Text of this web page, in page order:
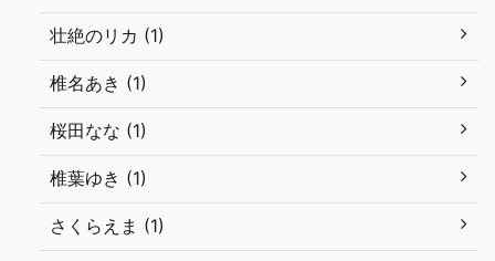
壮絶のリカ (1)
椎名あき (1)
桜田なな (1)
椎葉ゆき (1)
さくらえま (1)